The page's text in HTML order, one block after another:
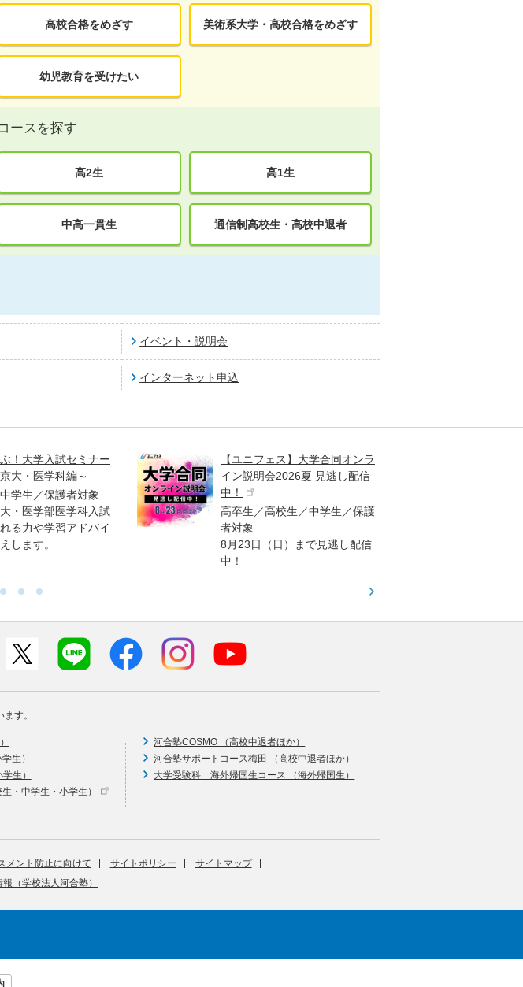
高校合格をめざす 美術系大学・高校合格をめざす
幼児教育を受けたい
ースを探す
高2生 高1生
中高一貫生 通信制高校生・高校中退者
イベント・説明会
インターネット申込
！大学入試セミナー
大・医学科編～
学生／保護者対象
・医学部医学科入試
る力や学習アドバイ
します。
【ユニフェス】大学合同オンラ
イン説明会2026夏 見逃し配信
中！
高卒生／高校生／中学生／保護
者対象
8月23日（日）まで見逃し配信
中！
す。
生）
生）
・中学生・小学生）
河合塾COSMO （高校中退者ほか）
河合塾サポートコース梅田 （高校中退者ほか）
大学受験科 海外帰国生コース （海外帰国生）
メント防止に向けて サイトポリシー
サイトマップ
（学校法人河合塾）